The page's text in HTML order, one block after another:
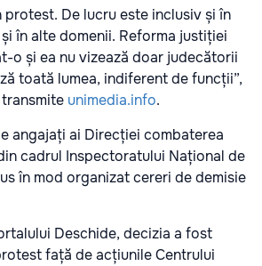
protest. De lucru este inclusiv și în
în alte domenii. Reforma justiției
o și ea nu vizează doar judecătorii
toată lumea, indiferent de funcții”,
unimedia.info.
angajați ai Direcției combaterea
cadrul Inspectoratului Național de
în mod organizat cereri de demisie
Deschide, decizia a fost
față de acțiunile Centrului